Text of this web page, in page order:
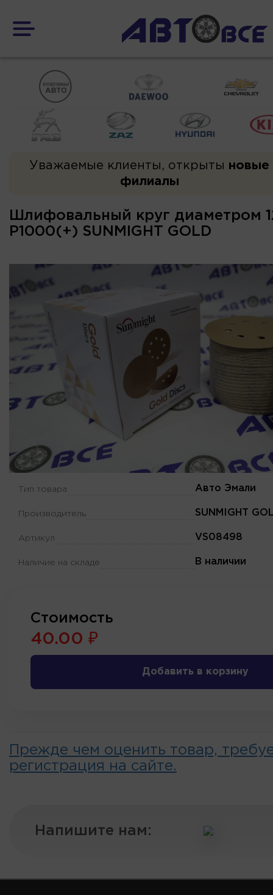
Уважаемые клиенты, открыты новые
филиалы
Шлифовальный круг диаметром
P1000(+) SUNMIGHT GOLD
Тип товара Авто Эмали
Производитель SUNMIGHT
Артикул VS08498
Наличие на складе В наличии
Стоимость
40.00 ₽
Добавить в корзину
Прежде чем оценить товар,
регистрация на сайте.
Напишите нам: